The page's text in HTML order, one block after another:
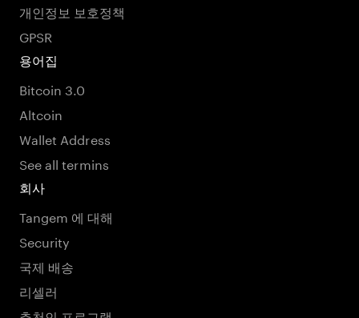
개인정보 보호정책
GPSR
용어집
Bitcoin 3.0
Altcoin
Wallet Address
See all termins
회사
Tangem 에 대해
Security
국제 배송
리셀러